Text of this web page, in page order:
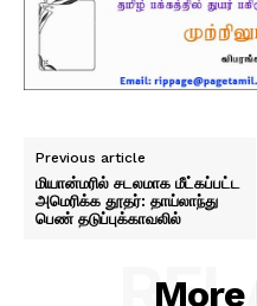
Previous article
மியான்மரில் சடலமாக மீட்கப்பட்ட
அமெரிக்க தூதர்: தாய்லாந்து
பெண் தடுப்புக்காவலில்